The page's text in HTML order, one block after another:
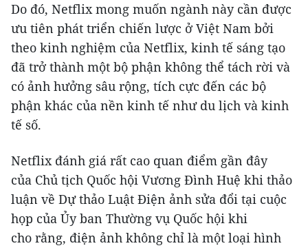
Do đó, Netflix mong muốn ngành này cần được
ưu tiên phát triển chiến lược ở Việt Nam bởi
theo kinh nghiệm của Netflix, kinh tế sáng tạo
đã trở thành một bộ phận không thể tách rời và
có ảnh hưởng sâu rộng, tích cực đến các bộ
phận khác của nền kinh tế như du lịch và kinh
tế số.
Netflix đánh giá rất cao quan điểm gần đây
của Chủ tịch Quốc hội Vương Đình Huệ khi thảo
luận về Dự thảo Luật Điện ảnh sửa đổi tại cuộc
họp của Ủy ban Thường vụ Quốc hội khi
cho rằng, điện ảnh không chỉ là một loại hình